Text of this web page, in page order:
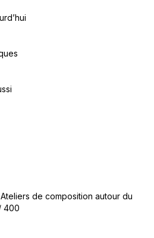
de composition autour du
400